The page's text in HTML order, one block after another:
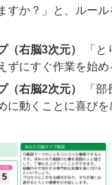
すか？」と、ルー
右脳3次元）
「と
ずにすぐ作業を始め
右脳2次元）
「部
に動くことに喜びを